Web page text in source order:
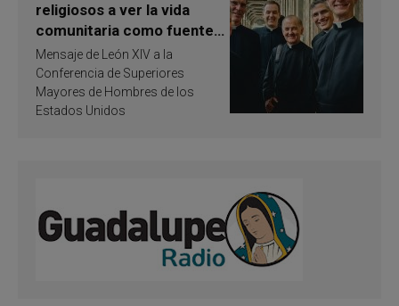
religiosos a ver la vida
comunitaria como fuente
de inspiración y
santificación
Mensaje de León XIV a la
Conferencia de Superiores
Mayores de Hombres de los
Estados Unidos